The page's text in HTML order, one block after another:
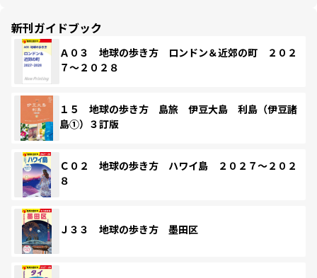
新刊ガイドブック
Ａ０３ 地球の歩き方 ロンドン＆近郊の町 ２０２
７～２０２８
１５ 地球の歩き方 島旅 伊豆大島 利島（伊豆諸
島①）３訂版
Ｃ０２ 地球の歩き方 ハワイ島 ２０２７～２０２
８
Ｊ３３ 地球の歩き方 墨田区